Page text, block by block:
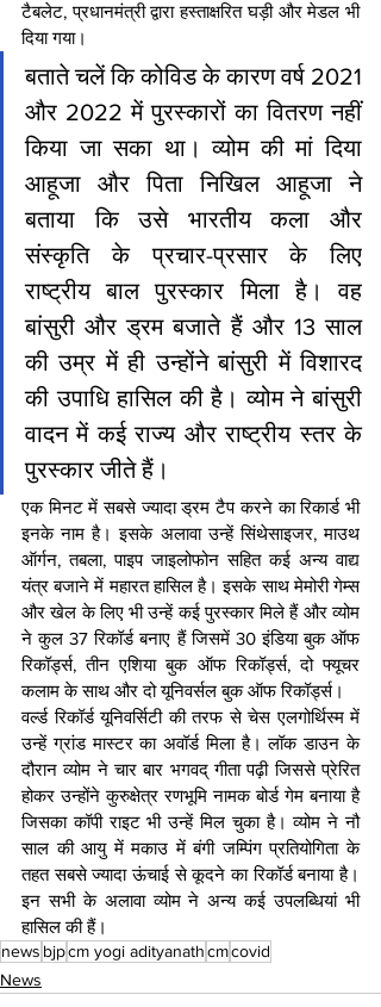
टैबलेट, प्रधानमंत्री द्वारा हस्ताक्षरित घड़ी और मेडल भी
दिया गया।
बताते चलें कि कोविड के कारण वर्ष 2021
और 2022 में पुरस्कारों का वितरण नहीं
किया जा सका था। व्योम की मां दिया
आहूजा और पिता निखिल आहूजा ने
बताया कि उसे भारतीय कला और
संस्कृति के प्रचार-प्रसार के लिए
राष्ट्रीय बाल पुरस्कार मिला है। वह
बांसुरी और ड्रम बजाते हैं और 13 साल
की उम्र में ही उन्होंने बांसुरी में विशारद
की उपाधि हासिल की है। व्योम ने बांसुरी
वादन में कई राज्य और राष्ट्रीय स्तर के
पुरस्कार जीते हैं।
एक मिनट में सबसे ज्यादा ड्रम टैप करने का रिकार्ड भी
इनके नाम है। इसके अलावा उन्हें सिंथेसाइजर, माउथ
ऑर्गन, तबला, पाइप जाइलोफोन सहित कई अन्य वाद्य
यंत्र बजाने में महारत हासिल है। इसके साथ मेमोरी गेम्स
और खेल के लिए भी उन्हें कई पुरस्कार मिले हैं और व्योम
ने कुल 37 रिकॉर्ड बनाए हैं जिसमें 30 इंडिया बुक ऑफ
रिकॉर्ड्स, तीन एशिया बुक ऑफ रिकॉर्ड्स, दो फ्यूचर
कलाम के साथ और दो यूनिवर्सल बुक ऑफ रिकॉर्ड्स।
वर्ल्ड रिकॉर्ड यूनिवर्सिटी की तरफ से चेस एलगोर्थिस्म में
उन्हें ग्रांड मास्टर का अवॉर्ड मिला है। लॉक डाउन के
दौरान व्योम ने चार बार भगवद् गीता पढ़ी जिससे प्रेरित
होकर उन्होंने कुरुक्षेत्र रणभूमि नामक बोर्ड गेम बनाया है
जिसका कॉपी राइट भी उन्हें मिल चुका है। व्योम ने नौ
साल की आयु में मकाउ में बंगी जम्पिंग प्रतियोगिता के
तहत सबसे ज्यादा ऊंचाई से कूदने का रिकॉर्ड बनाया है।
इन सभी के अलावा व्योम ने अन्य कई उपलब्धियां भी
हासिल की हैं।
news bjpcm yogi adityanathcmcovid
News